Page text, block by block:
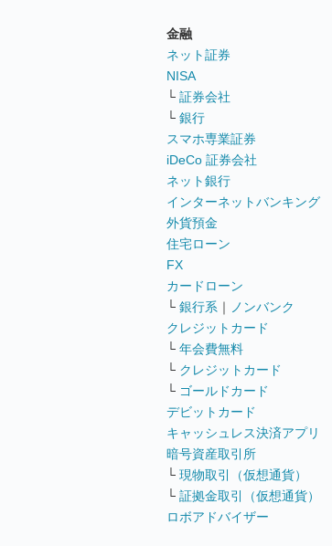
金融
ネット証券
NISA
└ 証券会社
└ 銀行
スマホ専業証券
iDeCo 証券会社
ネット銀行
インターネットバンキング
外貨預金
住宅ローン
FX
カードローン
└ 銀行系 ｜
ノンバンク
クレジットカード
└ 年会費無料
└ クレジットカード
└ ゴールドカード
デビットカード
キャッシュレス決済アプリ
暗号資産取引所
└ 現物取引（仮想通貨）
└ 証拠金取引（仮想通貨）
ロボアドバイザー